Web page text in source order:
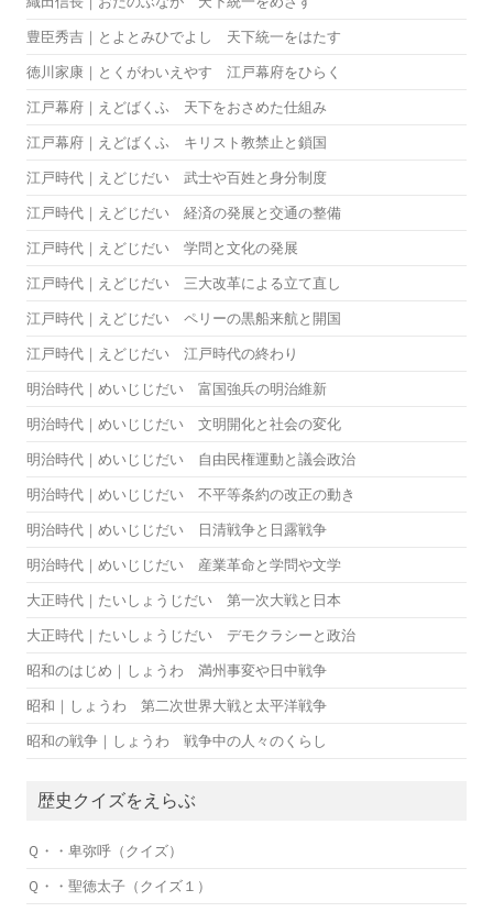
豊臣秀吉｜とよとみひでよし 天下統一をはたす
徳川家康｜とくがわいえやす 江戸幕府をひらく
江戸幕府｜えどばくふ 天下をおさめた仕組み
江戸幕府｜えどばくふ キリスト教禁止と鎖国
江戸時代｜えどじだい 武士や百姓と身分制度
江戸時代｜えどじだい 経済の発展と交通の整備
江戸時代｜えどじだい 学問と文化の発展
江戸時代｜えどじだい 三大改革による立て直し
江戸時代｜えどじだい ペリーの黒船来航と開国
江戸時代｜えどじだい 江戸時代の終わり
明治時代｜めいじじだい 富国強兵の明治維新
明治時代｜めいじじだい 文明開化と社会の変化
明治時代｜めいじじだい 自由民権運動と議会政治
明治時代｜めいじじだい 不平等条約の改正の動き
明治時代｜めいじじだい 日清戦争と日露戦争
明治時代｜めいじじだい 産業革命と学問や文学
大正時代｜たいしょうじだい 第一次大戦と日本
大正時代｜たいしょうじだい デモクラシーと政治
昭和のはじめ｜しょうわ 満州事変や日中戦争
昭和｜しょうわ 第二次世界大戦と太平洋戦争
昭和の戦争｜しょうわ 戦争中の人々のくらし
歴史クイズをえらぶ
Ｑ・・卑弥呼（クイズ）
Ｑ・・聖徳太子（クイズ１）